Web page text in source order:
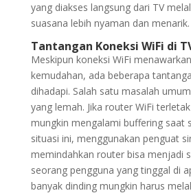
yang diakses langsung dari TV
suasana lebih nyaman dan menarik.
Tantangan Koneksi WiFi di
Meskipun koneksi WiFi
kemudahan, ada beberapa
dihadapi. Salah satu masalah
yang lemah. Jika router WiFi
mungkin mengalami buffering saat
situasi ini, menggunakan penguat
memindahkan router bisa menjadi
seorang pengguna yang tinggal di
banyak dinding mungkin harus